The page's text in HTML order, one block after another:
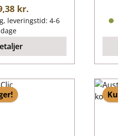
pris:
kr.
leveringstid: 4-6
dage